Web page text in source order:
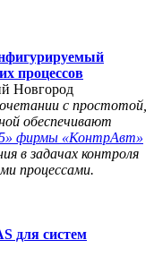
процессов
Новгород
с простотой,
обеспечивают
фирмы «КонтрАвт»
в задачах контроля
процессами.
для систем